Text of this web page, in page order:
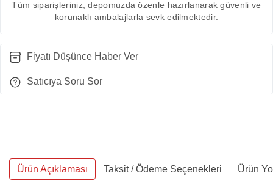
Tüm siparişleriniz, depomuzda özenle hazırlanarak güvenli ve
korunaklı ambalajlarla sevk edilmektedir.
Fiyatı Düşünce Haber Ver
Satıcıya Soru Sor
Ürün Açıklaması Taksit / Ödeme Seçenekleri Ürün